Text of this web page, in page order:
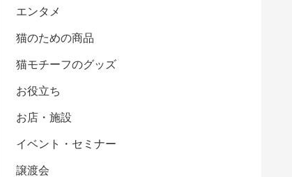
エンタメ
猫のための商品
猫モチーフのグッズ
お役立ち
お店・施設
イベント・セミナー
譲渡会